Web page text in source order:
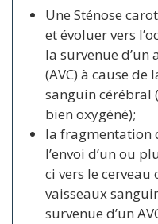
Une Sténose
et évoluer vers
la survenue d’un
(AVC) à cause
sanguin cérébral
bien oxygéné);
la fragmentation
l’envoi d’un ou
ci vers le cerveau
vaisseaux
survenue d’un